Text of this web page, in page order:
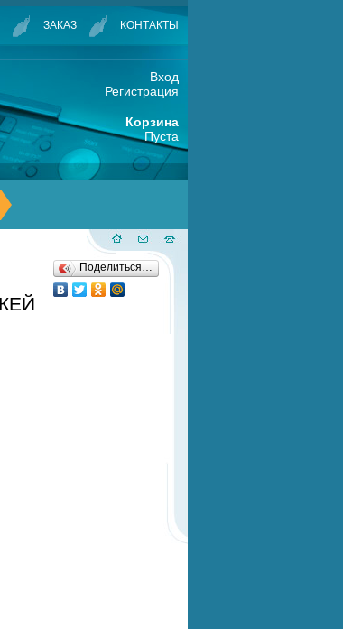
ЗАКАЗ КОНТАКТЫ
Вход
Регистрация
Корзина
Пуста
Поделиться…